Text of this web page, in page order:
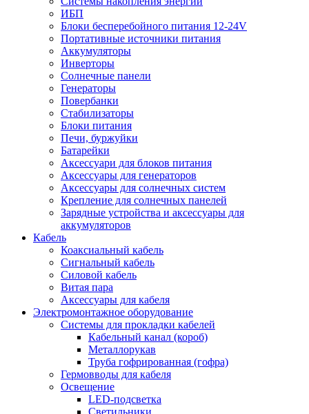
ИБП
Блоки бесперебойного питания 12-24V
Портативные источники питания
Аккумуляторы
Инверторы
Солнечные панели
Генераторы
Повербанки
Стабилизаторы
Блоки питания
Печи, буржуйки
Батарейки
Аксессуари для блоков питания
Аксессуары для генераторов
Аксессуары для солнечных систем
Крепление для солнечных панелей
Зарядные устройства и аксессуары для
аккумуляторов
Кабель
Коаксиальный кабель
Сигнальный кабель
Силовой кабель
Витая пара
Аксессуары для кабеля
Электромонтажное оборудование
Системы для прокладки кабелей
Кабельный канал (короб)
Металлорукав
Труба гофрированная (гофра)
Гермовводы для кабеля
Освещение
LED-подсветка
Светильники